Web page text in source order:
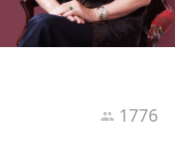
1776